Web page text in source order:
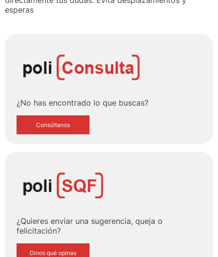
esperas
¿No has encontrado lo que buscas?
Consúltanos
¿Quieres enviar una sugerencia, queja o
felicitación?
Dinos qué opinas